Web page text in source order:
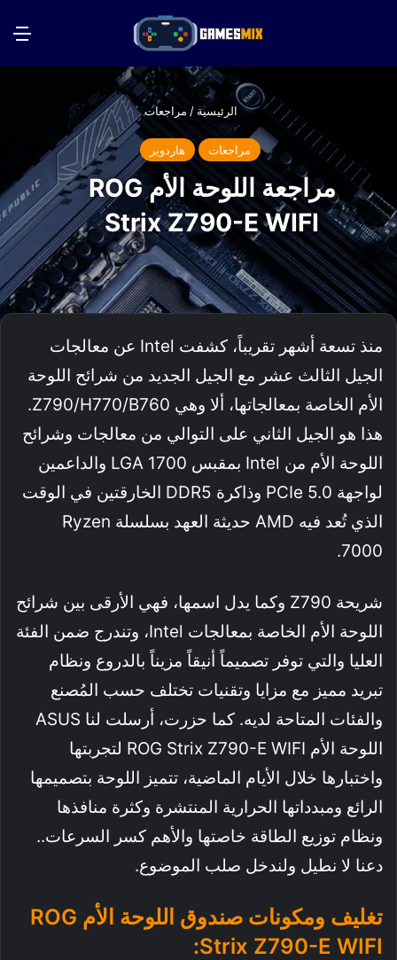
الرئيسية / مراجعات
مراجعات هاردوير
مراجعة اللوحة الأم ROG
Strix Z790-E WIFI
منذ تسعة أشهر تقريباً، كشفت Intel عن معالجات
الجيل الثالث عشر مع الجيل الجديد من شرائح اللوحة
الأم الخاصة بمعالجاتها، ألا وهي Z790/H770/B760.
هذا هو الجيل الثاني على التوالي من معالجات وشرائح
اللوحة الأم من Intel بمقبس LGA 1700 والداعمين
لواجهة PCIe 5.0 وذاكرة DDR5 الخارقتين في الوقت
الذي تُعد فيه AMD حديثة العهد بسلسلة Ryzen
7000.
شريحة Z790 وكما يدل اسمها، فهي الأرقى بين شرائح
اللوحة الأم الخاصة بمعالجات Intel، وتندرج ضمن الفئة
العليا والتي توفر تصميماً أنيقاً مزيناً بالدروع ونظام
تبريد مميز مع مزايا وتقنيات تختلف حسب المُصنع
والفئات المتاحة لديه. كما حزرت، أرسلت لنا ASUS
اللوحة الأم ROG Strix Z790-E WIFI لتجربتها
واختبارها خلال الأيام الماضية، تتميز اللوحة بتصميمها
الرائع ومبدداتها الحرارية المنتشرة وكثرة منافذها
ونظام توزيع الطاقة خاصتها والأهم كسر السرعات..
دعنا لا نطيل ولندخل صلب الموضوع.
تغليف ومكونات صندوق اللوحة الأم ROG
Strix Z790-E WIFI: